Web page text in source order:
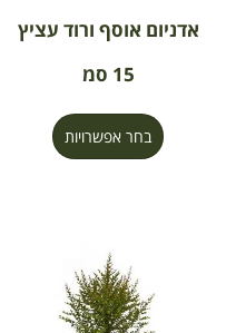
אדניום אוסף ורוד עציץ
15 סמ
בחר אפשרויות